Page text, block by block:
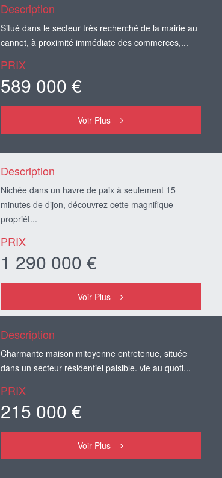
Description
Situé dans le secteur très recherché de la mairie au
cannet, à proximité immédiate des commerces,...
PRIX
589 000 €
Voir Plus
Description
Nichée dans un havre de paix à seulement 15
minutes de dijon, découvrez cette magnifique
propriét...
PRIX
1 290 000 €
Voir Plus
Description
Charmante maison mitoyenne entretenue, située
dans un secteur résidentiel paisible. vie au quoti...
PRIX
215 000 €
Voir Plus